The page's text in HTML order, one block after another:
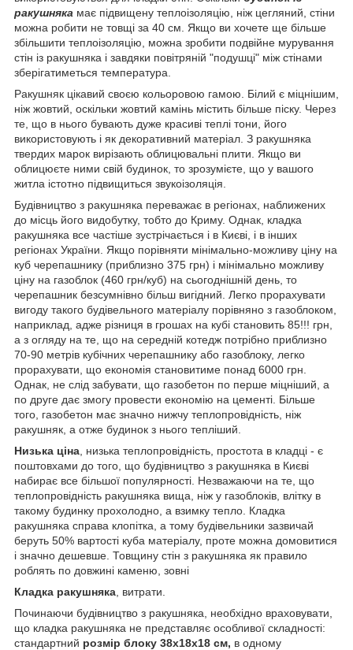
ракушняка має підвищену теплоізоляцію, ніж цегляний, стіни
можна робити не товщі за 40 см. Якщо ви хочете ще більше
збільшити теплоізоляцію, можна зробити подвійне мурування
стін із ракушняка і завдяки повітряній "подушці" між стінами
зберігатиметься температура.
Ракушняк цікавий своєю кольоровою гамою. Білий є міцнішим,
ніж жовтий, оскільки жовтий камінь містить більше піску. Через
те, що в нього бувають дуже красиві теплі тони, його
використовують і як декоративний матеріал. З ракушняка
твердих марок вирізають облицювальні плити. Якщо ви
облицюєте ними свій будинок, то зрозумієте, що у вашого
житла істотно підвищиться звукоізоляція.
Будівництво з ракушняка переважає в регіонах, наближених
до місць його видобутку, тобто до Криму. Однак, кладка
ракушняка все частіше зустрічається і в Києві, і в інших
регіонах України. Якщо порівняти мінімально-можливу ціну на
куб черепашнику (приблизно 375 грн) і мінімально можливу
ціну на газоблок (460 грн/куб) на сьогоднішній день, то
черепашник безсумнівно більш вигідний. Легко прорахувати
вигоду такого будівельного матеріалу порівняно з газоблоком,
наприклад, адже різниця в грошах на кубі становить 85!!! грн,
а з огляду на те, що на середній котедж потрібно приблизно
70-90 метрів кубічних черепашнику або газоблоку, легко
прорахувати, що економія становитиме понад 6000 грн.
Однак, не слід забувати, що газобетон по перше міцніший, а
по друге дає змогу провести економію на цементі. Більше
того, газобетон має значно нижчу теплопровідність, ніж
ракушняк, а отже будинок з нього тепліший.
Низька ціна , низька теплопровідність, простота в кладці - є
поштовхами до того, що будівництво з ракушняка в Києві
набирає все більшої популярності. Незважаючи на те, що
теплопровідність ракушняка вища, ніж у газоблоків, влітку в
такому будинку прохолодно, а взимку тепло. Кладка
ракушняка справа клопітка, а тому будівельники зазвичай
беруть 50% вартості куба матеріалу, проте можна домовитися
і значно дешевше. Товщину стін з ракушняка як правило
роблять по довжині каменю, зовні
Кладка ракушняка , витрати.
Починаючи будівництво з ракушняка, необхідно враховувати,
що кладка ракушняка не представляє особливої складності:
стандартний розмір блоку 38х18х18 см, в одному